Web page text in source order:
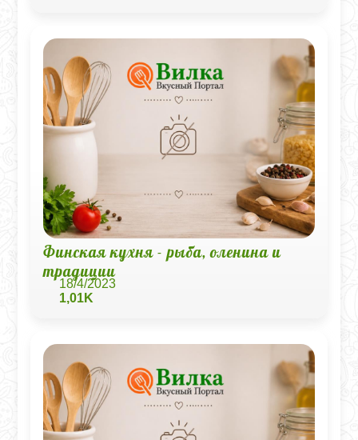
Финская кухня - рыба, оленина и
традиции
18/4/2023
1,01K